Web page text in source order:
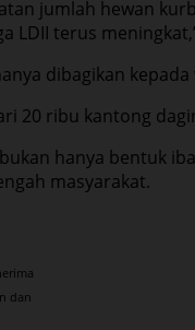
jumlah hewan
LDII terus
dibagikan
20 ribu kantong
hanya bentuk
masyarakat.
dan